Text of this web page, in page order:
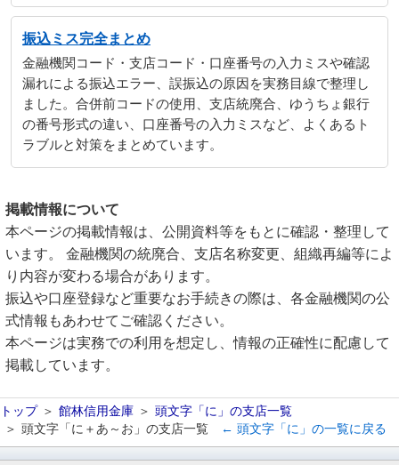
振込ミス完全まとめ
金融機関コード・支店コード・口座番号の入力ミスや確認
漏れによる振込エラー、誤振込の原因を実務目線で整理し
ました。合併前コードの使用、支店統廃合、ゆうちょ銀行
の番号形式の違い、口座番号の入力ミスなど、よくあるト
ラブルと対策をまとめています。
掲載情報について
本ページの掲載情報は、公開資料等をもとに確認・整理して
います。 金融機関の統廃合、支店名称変更、組織再編等によ
り内容が変わる場合があります。
振込や口座登録など重要なお手続きの際は、各金融機関の公
式情報もあわせてご確認ください。
本ページは実務での利用を想定し、情報の正確性に配慮して
掲載しています。
トップ 館林信用金庫
頭文字「に」の支店一覧
頭文字「に＋あ～お」の支店一覧
← 頭文字「に」の一覧に戻る